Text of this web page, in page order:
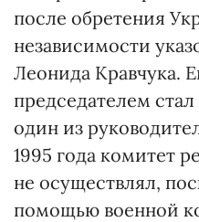
после обретения
независимости
Леонида Кравчука.
председателем
один из
1995 года комитет
не осуществлял,
помощью военной